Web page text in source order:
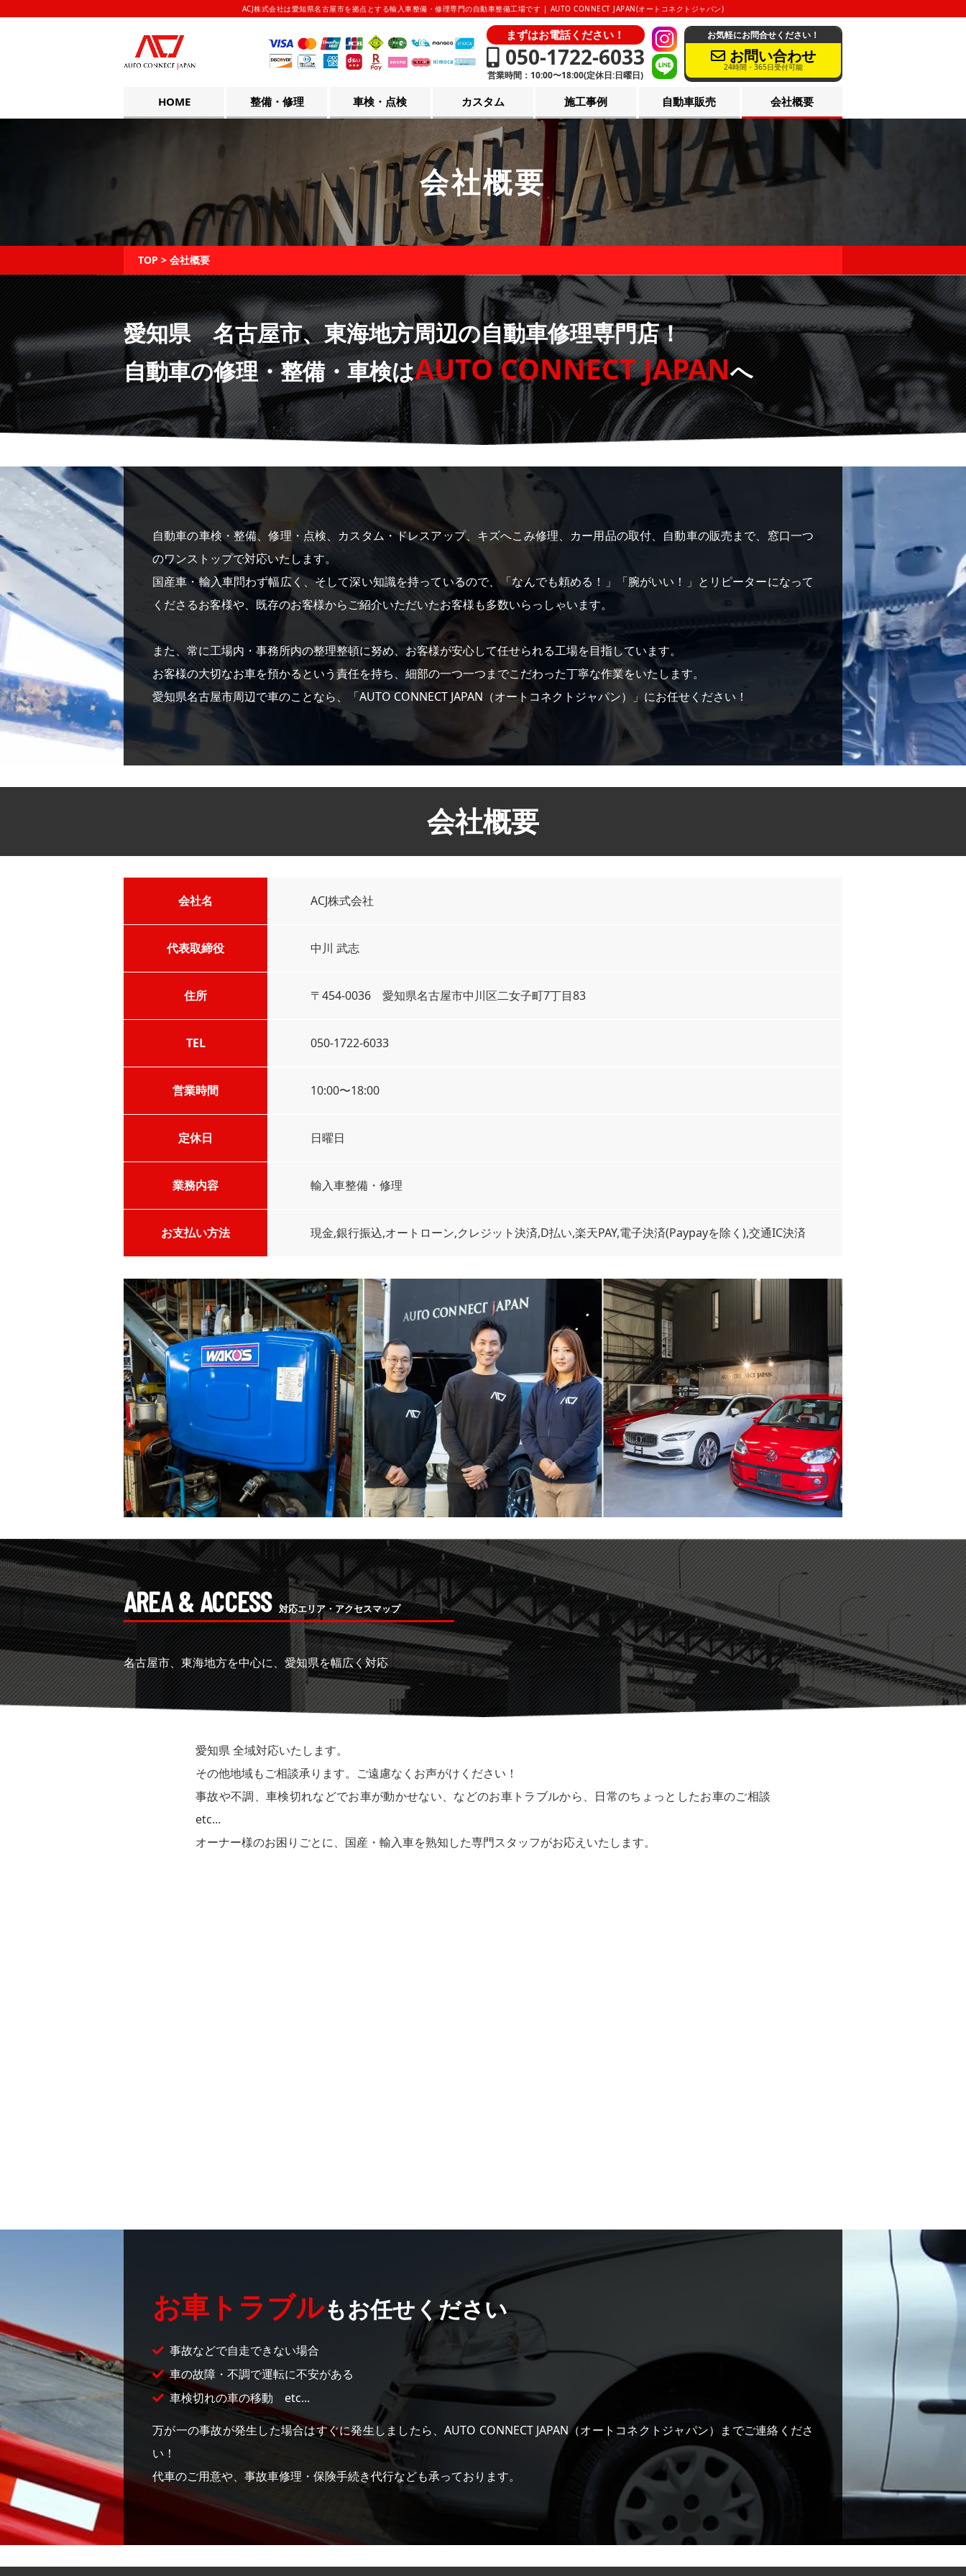
ACJ株式会社は愛知県名古屋市を拠点とする輸入車整備・修理専門の自動車整備工場です | AUTO CONNECT JAPAN(オートコネクトジャパン)
まずはお電話ください！
050-1722-6033
営業時間：10:00〜18:00(定休日:日曜日)
お気軽にお問合せください！
お問い合わせ
24時間・365日受付可能
HOME 整備・修理 車検・点検 カスタム 施工事例 自動車販売 会社概要
会社概要
TOP > 会社概要
愛知県 名古屋市、東海地方周辺の自動車修理専門店！
自動車の修理・整備・車検はAUTO CONNECT JAPANへ
自動車の車検・整備、修理・点検、カスタム・ドレスアップ、キズへこみ修理、カー用品の取付、自動車の販売まで、窓口一つ
のワンストップで対応いたします。
国産車・輸入車問わず幅広く、そして深い知識を持っているので、「なんでも頼める！」「腕がいい！」とリピーターになって
くださるお客様や、既存のお客様からご紹介いただいたお客様も多数いらっしゃいます。
また、常に工場内・事務所内の整理整頓に努め、お客様が安心して任せられる工場を目指しています。
お客様の大切なお車を預かるという責任を持ち、細部の一つ一つまでこだわった丁寧な作業をいたします。
愛知県名古屋市周辺で車のことなら、「AUTO CONNECT JAPAN（オートコネクトジャパン）」にお任せください！
会社概要
会社名 ACJ株式会社
代表取締役 中川 武志
住所 〒454-0036 愛知県名古屋市中川区二女子​町7丁目83
TEL 050-1722-6033
営業時間 10:00〜18:00
定休日 日曜日
業務内容 輸入車整備・修理
お支払い方法 現金,銀行振込,オートローン,クレジット決済,D払い,楽天PAY,電子決済(Paypayを除く),交通IC決済
AREA & ACCESS 対応エリア・アクセスマップ
名古屋市、東海地方を中心に、愛知県を幅広く対応
愛知県 全域対応いたします。
その他地域もご相談承ります。ご遠慮なくお声がけください！
事故や不調、車検切れなどでお車が動かせない、などのお車トラブルから、日常のちょっとしたお車のご相談
etc...
オーナー様のお困りごとに、国産・輸入車を熟知した専門スタッフがお応えいたします。
お車トラブルもお任せください
事故などで自走できない場合
車の故障・不調で運転に不安がある
車検切れの車の移動 etc...
万が一の事故が発生した場合はすぐに発生しましたら、AUTO CONNECT JAPAN（オートコネクトジャパン）までご連絡くださ
い！
代車のご用意や、事故車修理・保険手続き代行なども承っております。